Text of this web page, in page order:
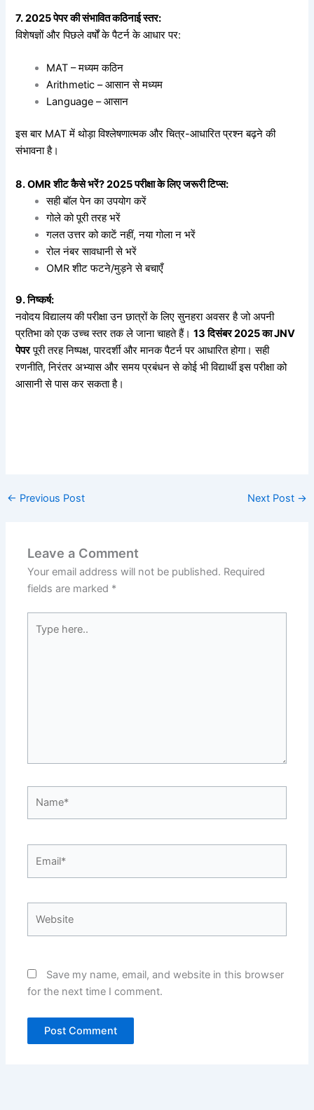
7. 2025 पेपर की संभावित कठिनाई स्तर:
विशेषज्ञों और पिछले वर्षों के पैटर्न के आधार पर:
MAT – मध्यम कठिन
Arithmetic – आसान से मध्यम
Language – आसान
इस बार MAT में थोड़ा विश्लेषणात्मक और चित्र-आधारित प्रश्न बढ़ने की
संभावना है।
8. OMR शीट कैसे भरें? 2025 परीक्षा के लिए जरूरी टिप्स:
सही बॉल पेन का उपयोग करें
गोले को पूरी तरह भरें
गलत उत्तर को काटें नहीं,नया गोला न भरें
रोल नंबर सावधानी से भरें
OMR शीट फटने/मुड़ने से बचाएँ
9. निष्कर्ष:
नवोदय विद्यालय की परीक्षा उन छात्रों के लिए सुनहरा अवसर है जो अपनी
प्रतिभा को एक उच्च स्तर तक ले जाना चाहते हैं।13 दिसंबर 2025 का JNV
पेपरपूरी तरह निष्पक्ष, पारदर्शी और मानक पैटर्न पर आधारित होगा। सही
रणनीति, निरंतर अभ्यास और समय प्रबंधन से कोई भी विद्यार्थी इस परीक्षा को
आसानी से पास कर सकता है।
← Previous Post Next Post →
Leave a Comment
Your email address will not be published. Required
fields are marked *
here..
Save my name, email, and website in this browser
for the next time I comment.